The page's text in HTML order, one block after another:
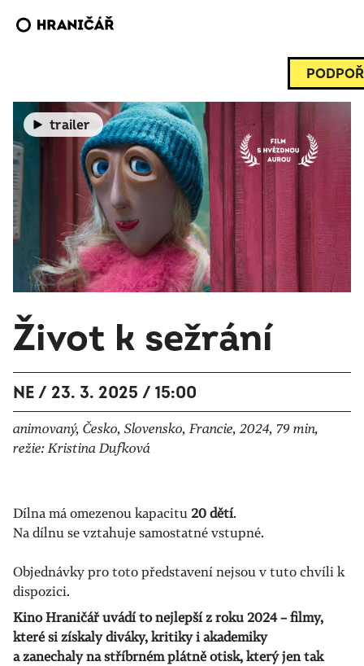
trailer
Život k sežrání
NE / 23. 3. 2025 / 15:00
animovaný, Česko, Slovensko, Francie, 2024, 79 min,
režie: Kristina Dufková
Dílna má omezenou kapacitu 20 dětí.
Na dílnu se vztahuje samostatné vstupné.
Objednávky pro toto představení nejsou v tuto chvíli k
dispozici.
Kino Hraničář uvádí to nejlepší z roku 2024 – filmy,
které si získaly diváky, kritiky i akademiky
a zanechaly na stříbrném plátně otisk, který jen tak